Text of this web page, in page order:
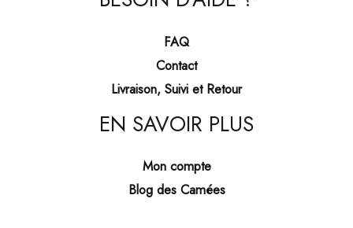
FAQ
Contact
Livraison, Suivi et Retour
EN SAVOIR PLUS
Mon compte
Blog des Camées